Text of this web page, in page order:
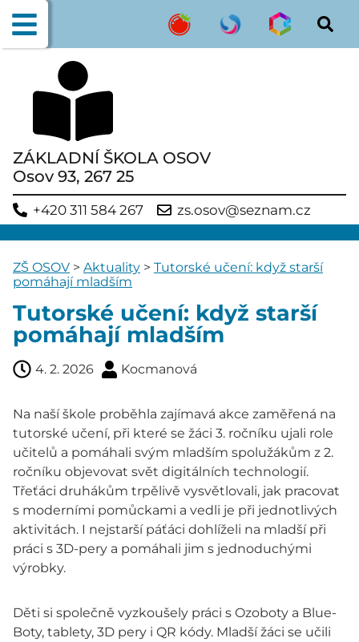
ZÁKLADNÍ ŠKOLA OSOV
Osov 93, 267 25
+420 311 584 267 zs.osov@seznam.cz
ZŠ OSOV > Aktuality > Tutorské učení: když starší
pomáhají mladším
Tutorské učení: když starší
pomáhají mladším
4. 2. 2026 Kocmanová
Na naší škole proběhla zajímavá akce zaměřená na
tutorské učení, při které se žáci 3. ročníku ujali role
učitelů a pomáhali svým mladším spolužákům z 2.
ročníku objevovat svět digitálních technologií.
Třeťáci druhákům trpělivě vysvětlovali, jak pracovat
s moderními pomůckami a vedli je při jednotlivých
aktivitách. I nejstarší páťáci dohlíželi na mladší při
práci s 3D-pery a pomáhali jim s jednoduchými
výrobky.
Děti si společně vyzkoušely práci s Ozoboty a Blue-
Boty, tablety, 3D pery i QR kódy. Mladší žáci se učili